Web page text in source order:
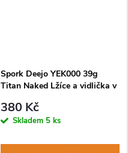
Spork Deejo YEK000 39g
Titan Naked Lžíce a vidlička v
380 Kč
Skladem 5 ks